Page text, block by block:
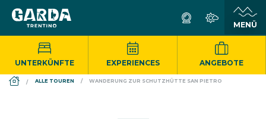
UNTERKÜNFTE EXPERIENCES ANGEBOTE
DS_BREADCRUMB.HOME
ALLE TOUREN WANDERUNG ZUR SCHUTZHÜTTE SAN PIETRO